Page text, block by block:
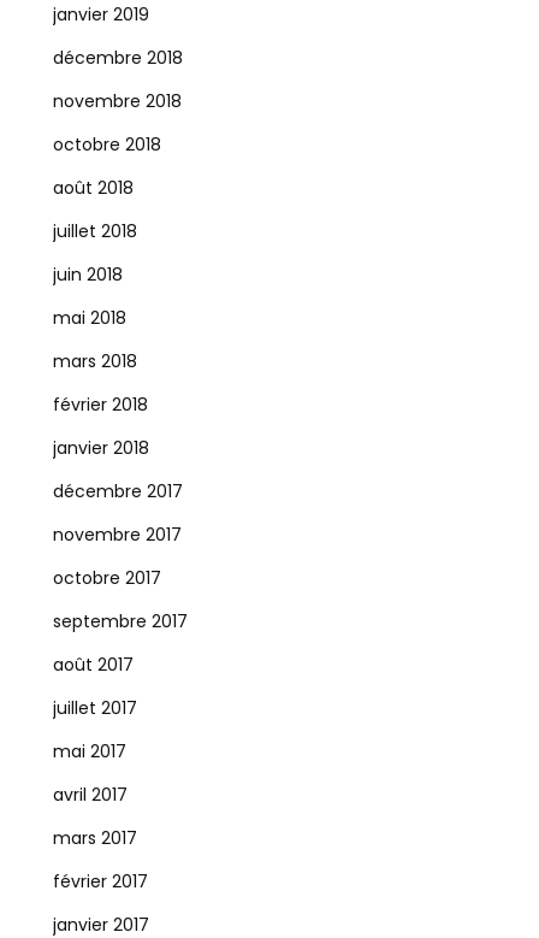
janvier 2019
décembre 2018
novembre 2018
octobre 2018
août 2018
juillet 2018
juin 2018
mai 2018
mars 2018
février 2018
janvier 2018
décembre 2017
novembre 2017
octobre 2017
septembre 2017
août 2017
juillet 2017
mai 2017
avril 2017
mars 2017
février 2017
janvier 2017